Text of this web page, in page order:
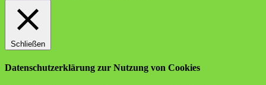
Schließen
Datenschutzerklärung zur Nutzung von Cookies